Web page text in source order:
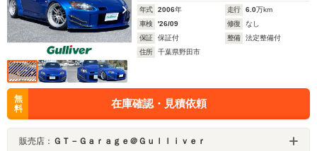
年式 2006年 走行 6.0万km
車検
'26/09 修復
なし
保証
保証付 整備
法定整備付
住所
千葉県野田市
無
料
在庫確認・見積依頼
販売店： ＧＴ－Ｇａｒａｇｅ＠Ｇｕｌｌｉｖｅｒ